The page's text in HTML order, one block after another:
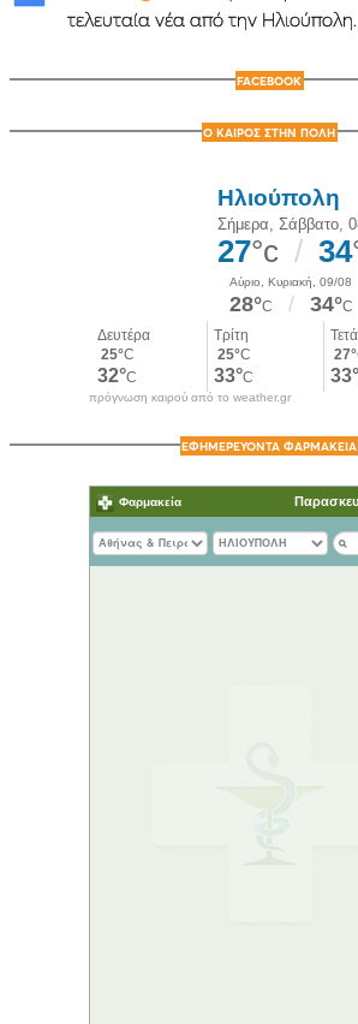
τελευταία νέα από την Ηλιούπολη.
FACEBOOK
Ο ΚΑΙΡΟΣ ΣΤΗΝ ΠΟΛΗ
πρόγνωση καιρού από το weather.gr
ΕΦΗΜΕΡΕΥΟΝΤΑ ΦΑΡΜΑΚΕΙΑ